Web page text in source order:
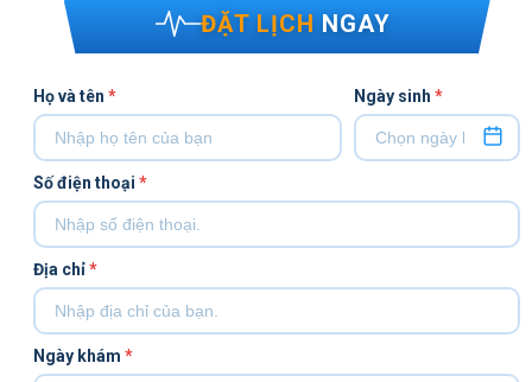
ĐẶT LỊCH NGAY
Họ và tên * Ngày sinh*
Số điện thoại *
Địa chỉ*
Ngày khám *